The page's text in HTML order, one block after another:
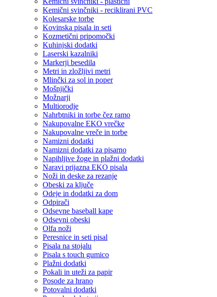
Kemični svinčniki - reciklirani PVC
Kolesarske torbe
Kovinska pisala in seti
Kozmetični pripomočki
Kuhinjski dodatki
Laserski kazalniki
Markerji besedila
Metri in zložljivi metri
Mlinčki za sol in poper
Mošnjički
Možnarji
Multiorodje
Nahrbtniki in torbe čez ramo
Nakupovalne EKO vrečke
Nakupovalne vreče in torbe
Namizni dodatki
Namizni dodatki za pisarno
Napihljive žoge in plažni dodatki
Naravi prijazna EKO pisala
Noži in deske za rezanje
Obeski za ključe
Odeje in dodatki za dom
Odpirači
Odsevne baseball kape
Odsevni obeski
Olfa noži
Peresnice in seti pisal
Pisala na stojalu
Pisala s touch gumico
Plažni dodatki
Pokali in uteži za papir
Posode za hrano
Potovalni dodatki